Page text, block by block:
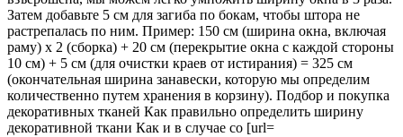
Затем добавьте 5 см для загиба по бокам, чтобы штора не
растрепалась по ним. Пример: 150 см (ширина окна, включая
раму) x 2 (сборка) + 20 см (перекрытие окна с каждой стороны
10 см) + 5 см (для очистки краев от истирания) = 325 см
(окончательная ширина занавески, которую мы определим
количественно путем хранения в корзину). Подбор и покупка
декоративных тканей Как правильно определить ширину
декоративной ткани Как и в случае со [url=